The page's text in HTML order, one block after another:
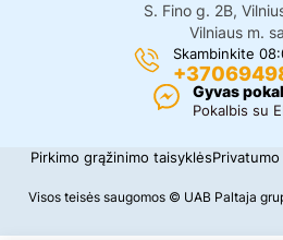
S. Fino g. 2B,
Vilniaus m.
Skambinkite
Gyvas
Pokalbis su
Visos teisės saugomos © UAB Paltaja
Pirkimo grąžinimo taisyklės